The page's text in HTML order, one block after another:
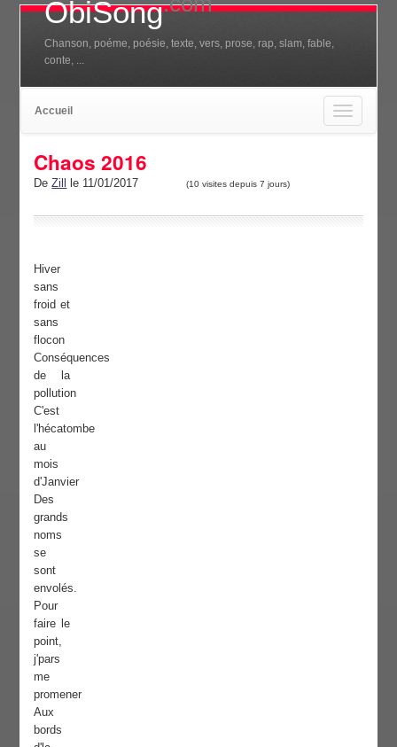
ObiSong
Chanson, poéme, poésie, texte, vers, prose, rap, slam, fable,
conte, ...
Toggle
navigation
Accueil
Chaos 2016
DeZill le 11/01/2017 (10 visites depuis 7 jours)
Hiver
sans
froid et
sans
flocon
Conséquences
de la
pollution
C'est
l'hécatombe
au
mois
d'Janvier
Des
grands
noms
se
sont
envolés.
Pour
faire le
point,
j'pars
me
promener
Aux
bords